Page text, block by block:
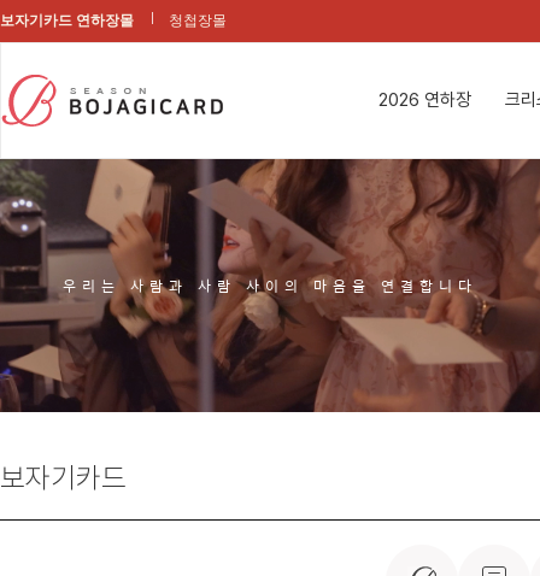
보자기카드 연하장몰 청첩장몰
2026 연하장 크
우리는 사람과 사람 사이의 마음을 연결합니다
보자기카드